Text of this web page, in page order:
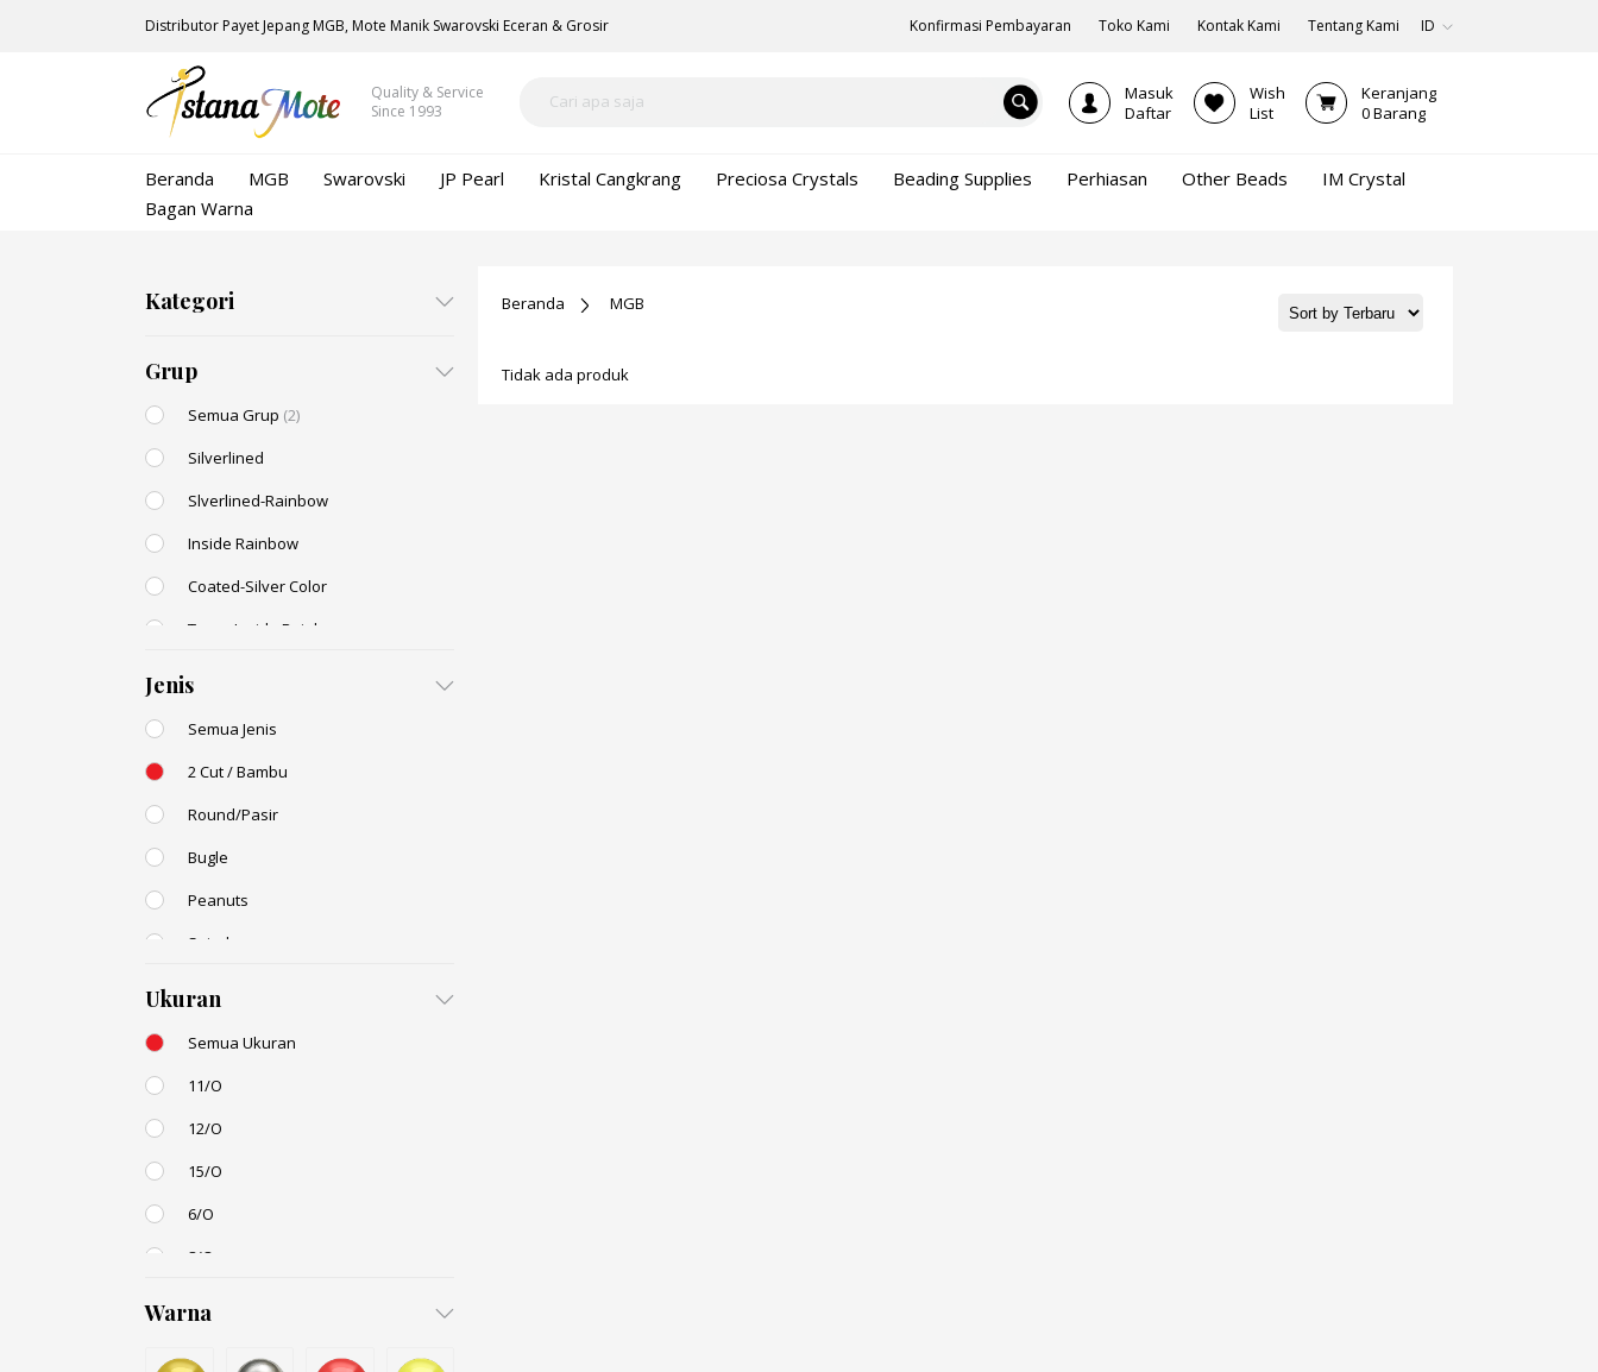
Distributor Payet Jepang MGB, Mote Manik Swarovski Eceran & Grosir Konfirmasi Pembayaran Toko Kami Kontak Kami Tentang Kami ID
Quality & Service
Since 1993
Masuk
Daftar
Wish
List
Keranjang
0Barang
Beranda MGB Swarovski JP Pearl Kristal Cangkrang Preciosa Crystals Beading Supplies Perhiasan Other Beads
IM Crystal
Bagan Warna
Kategori
Grup
Semua Grup (2)
Silverlined
Slverlined-Rainbow
Inside Rainbow
Coated-Silver Color
Trans-Inside Rainbow
Jenis
Semua Jenis
2 Cut / Bambu
Round/Pasir
Bugle
Peanuts
Spiral
Ukuran
Semua Ukuran
11/O
12/O
15/O
6/O
8/O
Warna
Beranda MGB
Tidak ada produk